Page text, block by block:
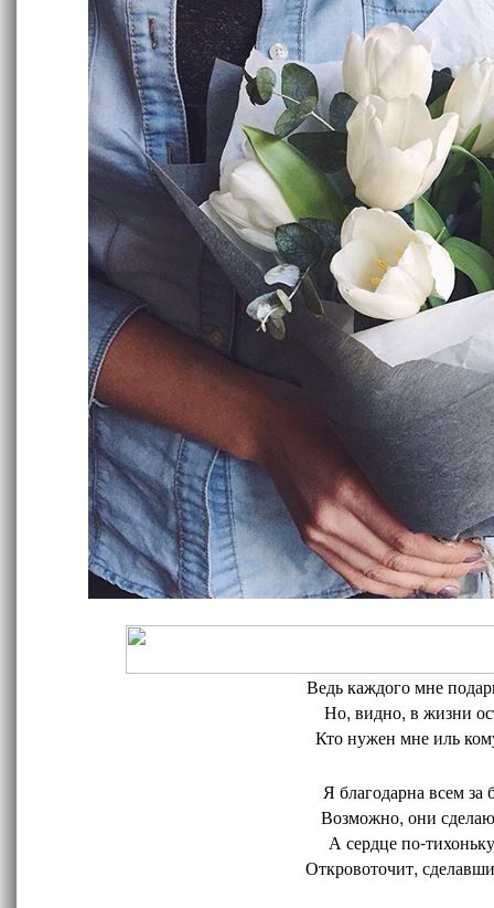
Ведь каждого мне
Но, видно, в жизни
Кто нужен мне иль
Я благодарна всем за
Возможно, они
А сердце по-
Откровоточит,